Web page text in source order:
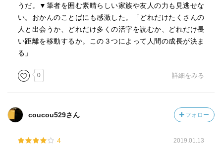
うだ。▼筆者を囲む素晴らしい家族や友人の力も見逃せな
い。おかんのことばにも感激した。「どれだけたくさんの
人と出会うか、どれだけ多くの活字を読むか、どれだけ長
い距離を移動するか。この３つによって人間の成長が決ま
る」
0 詳細をみる
coucou529さん フォロー
4 2019.01.13